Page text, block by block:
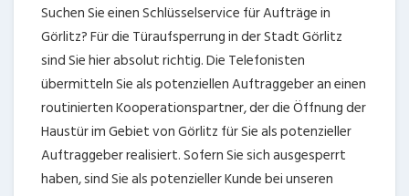
Suchen Sie einen Schlüsselservice für Aufträge in
Görlitz? Für die Türaufsperrung in der Stadt Görlitz
sind Sie hier absolut richtig. Die Telefonisten
übermitteln Sie als potenziellen Auftraggeber an einen
routinierten Kooperationspartner, der die Öffnung der
Haustür im Gebiet von Görlitz für Sie als potenzieller
Auftraggeber realisiert. Sofern Sie sich ausgesperrt
haben, sind Sie als potenzieller Kunde bei unseren